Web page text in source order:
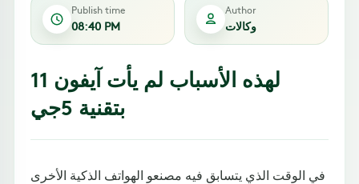
Publish time
08:40 PM
Author
وكالات
لهذه الأسباب لم يأت آيفون 11
بتقنية 5جي
في الوقت الذي يتسابق فيه مصنعو الهواتف الذكية الأخرى